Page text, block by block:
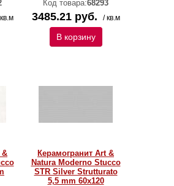
Код товара:68293
3485.21 руб. / кв.м
В корзину
&
Керамогранит Art &
Natura Moderno Stucco
STR Silver Strutturato
5,5 mm 60х120